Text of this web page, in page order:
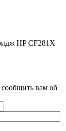
HP CF281X
вам об